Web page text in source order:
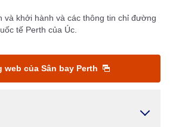
và khởi hành và các thông tin chỉ đường
tế Perth của Úc.
web của Sân bay Perth